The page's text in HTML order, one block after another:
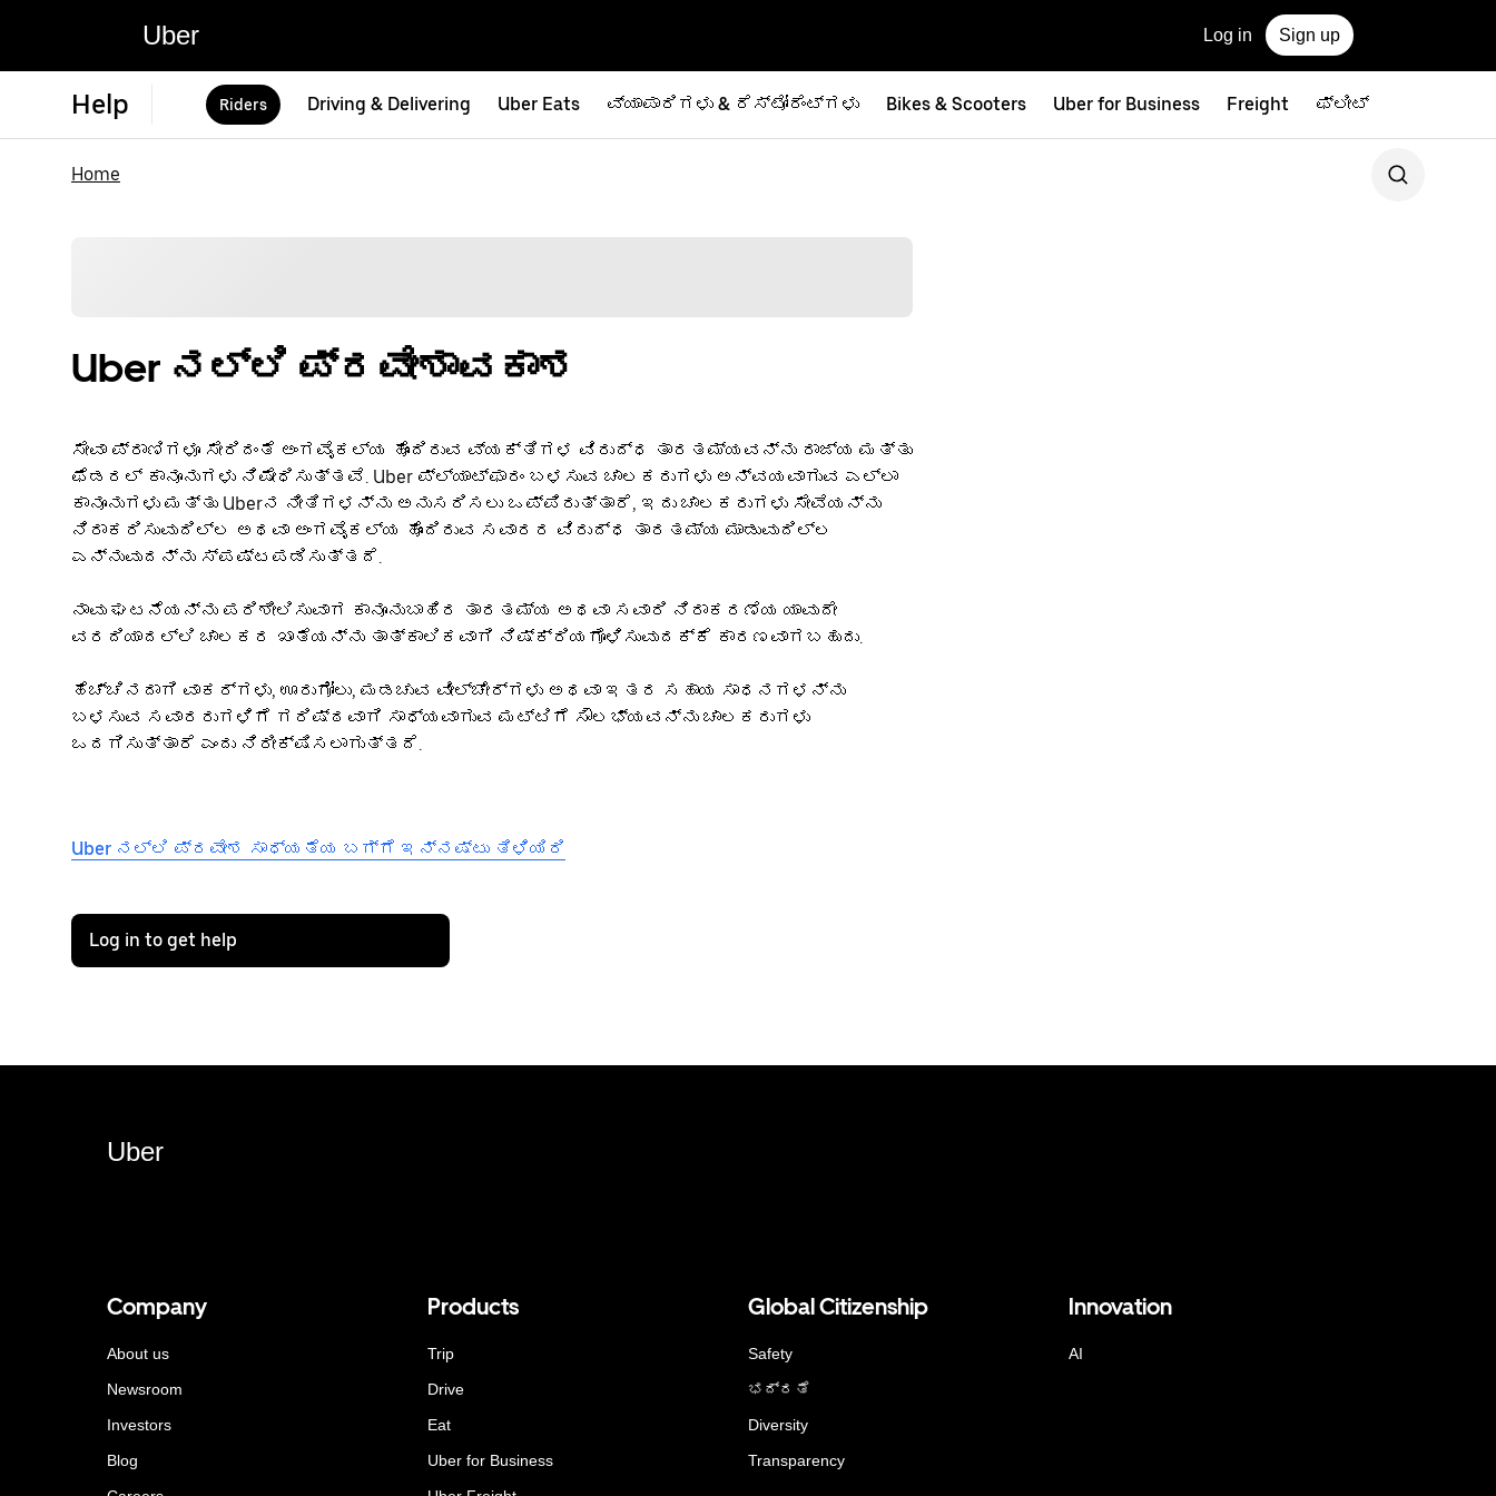
Uber Log in Sign up
Help Riders Driving & Delivering Uber Eats ವ್ಯಾಪಾರಿಗಳು & ರೆಸ್ಟೋರೆಂಟ್‌ಗಳು Bikes & Scooters Uber for Business Freight ಫ್ಲೀಟ್
Home
Uber ನಲ್ಲಿ ಪ್ರವೇಶಾವಕಾಶ
ಸೇವಾ ಪ್ರಾಣಿಗಳೂ ಸೇರಿದಂತೆ ಅಂಗವೈಕಲ್ಯ ಹೊಂದಿರುವ ವ್ಯಕ್ತಿಗಳ ವಿರುದ್ಧ ತಾರತಮ್ಯವನ್ನು ರಾಜ್ಯ ಮತ್ತು
ಫೆಡರಲ್ ಕಾನೂನುಗಳು ನಿಷೇಧಿಸುತ್ತವೆ. Uber ಪ್ಲ್ಯಾಟ್‌ಫಾರಂ ಬಳಸುವ ಚಾಲಕರುಗಳು ಅನ್ವಯವಾಗುವ ಎಲ್ಲಾ
ಕಾನೂನುಗಳು ಮತ್ತು Uberನ ನೀತಿಗಳನ್ನು ಅನುಸರಿಸಲು ಒಪ್ಪಿರುತ್ತಾರೆ, ಇದು ಚಾಲಕರುಗಳು ಸೇವೆಯನ್ನು
ನಿರಾಕರಿಸುವುದಿಲ್ಲ ಅಥವಾ ಅಂಗವೈಕಲ್ಯ ಹೊಂದಿರುವ ಸವಾರರ ವಿರುದ್ಧ ತಾರತಮ್ಯ ಮಾಡುವುದಿಲ್ಲ
ಎನ್ನುವುದನ್ನು ಸ್ಪಷ್ಟಪಡಿಸುತ್ತದೆ.
ನಾವು ಘಟನೆಯನ್ನು ಪರಿಶೀಲಿಸುವಾಗ ಕಾನೂನುಬಾಹಿರ ತಾರತಮ್ಯ ಅಥವಾ ಸವಾರಿ ನಿರಾಕರಣೆಯ ಯಾವುದೇ
ವರದಿಯಾದಲ್ಲಿ ಚಾಲಕರ ಖಾತೆಯನ್ನು ತಾತ್ಕಾಲಿಕವಾಗಿ ನಿಷ್ಕ್ರಿಯಗೊಳಿಸುವುದಕ್ಕೆ ಕಾರಣವಾಗಬಹುದು.
ಹೆಚ್ಚಿನದಾಗಿ ವಾಕರ್‌ಗಳು, ಊರುಗೋಲು, ಮಡಚುವ ವೀಲ್‌ಚೇರ್‌ಗಳು ಅಥವಾ ಇತರ ಸಹಾಯ ಸಾಧನಗಳನ್ನು
ಬಳಸುವ ಸವಾರರುಗಳಿಗೆ ಗರಿಷ್ಠವಾಗಿ ಸಾಧ್ಯವಾಗುವ ಮಟ್ಟಿಗೆ ಸೌಲಭ್ಯವನ್ನು ಚಾಲಕರುಗಳು
ಒದಗಿಸುತ್ತಾರೆ ಎಂದು ನಿರೀಕ್ಷಿಸಲಾಗುತ್ತದೆ.
Uber ನಲ್ಲಿ ಪ್ರವೇಶ ಸಾಧ್ಯತೆಯ ಬಗ್ಗೆ ಇನ್ನಷ್ಟು ತಿಳಿಯಿರಿ
Log in to get help
Uber
Company
About us
Newsroom
Investors
Blog
Products
Trip
Drive
Eat
Uber for Business
Global Citizenship
Safety
ಭದ್ರತೆ
Diversity
Transparency
Innovation
AI